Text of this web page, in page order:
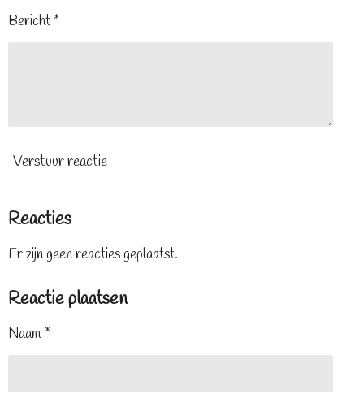
Bericht *
Verstuur reactie
Reacties
Er zijn geen reacties geplaatst.
Reactie plaatsen
Naam *